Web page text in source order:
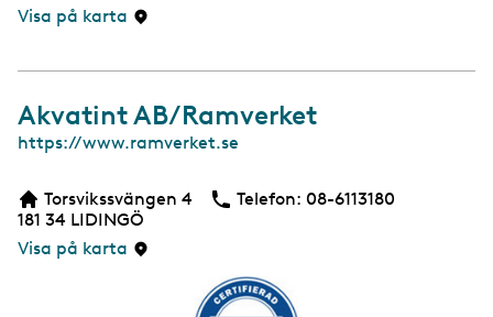
iVisa på karta
Akvatint AB/Ramverket
W
b
s
i
https://www.ramverket.se
Torsvikssvängen 4
181 34 LIDINGÖ
Visa på karta
Telefon: Telefon
08-6113180